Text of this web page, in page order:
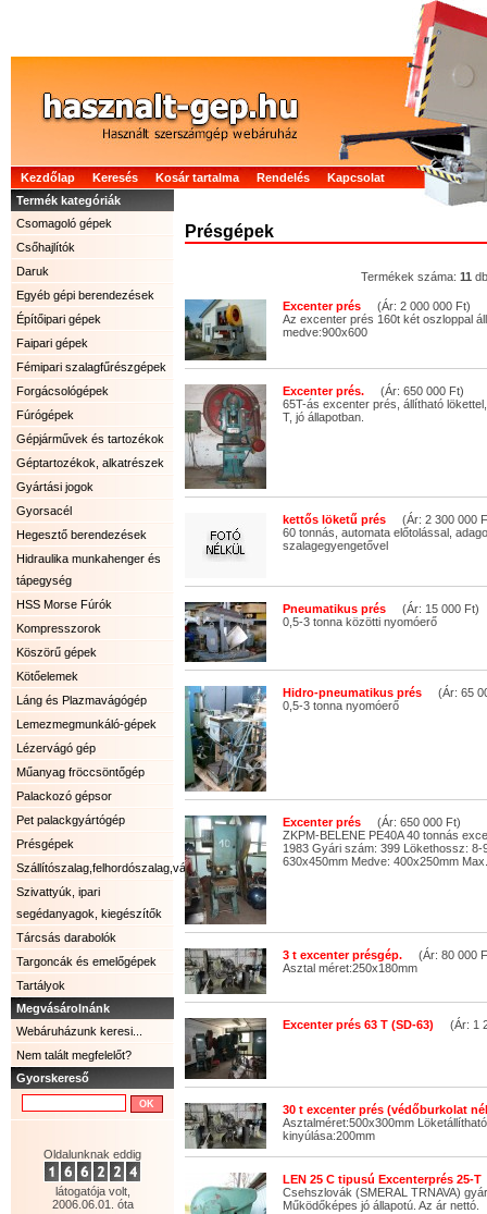
Kezdőlap Keresés Kosár tartalma Rendelés
Kapcsolat
Termék kategóriák
Csomagoló gépek
Csőhajlítók
Daruk
Egyéb gépi berendezések
Építőipari gépek
Faipari gépek
Fémipari szalagfűrészgépek
Forgácsológépek
Fúrógépek
Gépjárművek és tartozékok
Géptartozékok, alkatrészek
Gyártási jogok
Gyorsacél
Hegesztő berendezések
Hidraulika munkahenger és
tápegység
HSS Morse Fúrók
Kompresszorok
Köszörű gépek
Kötőelemek
Láng és Plazmavágógép
Lemezmegmunkáló-gépek
Lézervágó gép
Műanyag fröccsöntőgép
Palackozó gépsor
Pet palackgyártógép
Présgépek
Szállítószalag,felhordószalag,válogatószalag.
Szivattyúk, ipari
segédanyagok, kiegészítők
Tárcsás darabolók
Targoncák és emelőgépek
Tartályok
Megvásárolnánk
Webáruházunk keresi...
Nem talált megfelelőt?
Gyorskereső
Oldalunknak eddig
látogatója volt,
2006.06.01. óta
Présgépek
Termékek száma: 11 db
Excenter prés (Ár: 2 000 000 Ft)
Az excenter prés 160t két oszloppal
medve:900x600
Excenter prés. (Ár: 650 000 Ft)
65T-ás excenter prés, állítható
T, jó állapotban.
kettős löketű prés (Ár: 2 300 000
60 tonnás, automata előtolással,
szalagegyengetővel
Pneumatikus prés (Ár: 15 000 Ft)
0,5-3 tonna közötti nyomóerő
Hidro-pneumatikus prés (Ár: 65
0,5-3 tonna nyomóerő
Excenter prés (Ár: 650 000 Ft)
ZKPM-BELENE PE40A 40 tonnás
1983 Gyári szám: 399 Lökethossz: 8-
630x450mm Medve: 400x250mm
3 t excenter présgép. (Ár: 80 000
Asztal méret:250x180mm
Excenter prés 63 T (SD-63) (Ár: 1
30 t excenter prés (védőburkolat
Asztalméret:500x300mm
kinyúlása:200mm
LEN 25 C tipusú Excenterprés 25-T
Csehszlovák (SMERAL TRNAVA)
Működőképes jó állapotú. Az ár nettó.